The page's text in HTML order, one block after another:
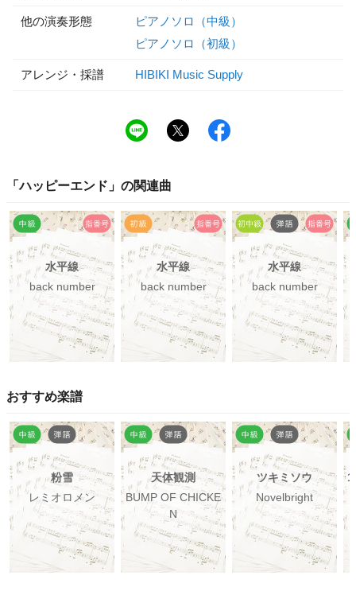
他の演奏形態
ピアノソロ（中級）
ピアノソロ（初級）
アレンジ・採譜 HIBIKI Music Supply
「ハッピーエンド 」の関連曲
水平線
back number
水平線
back number
水平線
back number
おすすめ楽譜
粉雪
レミオロメン
天体観測
BUMP OF CHICKE
N
ツキミソウ
Novelbright